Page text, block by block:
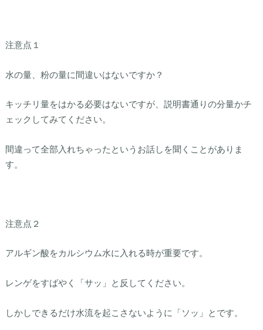
注意点１
水の量、粉の量に間違いはないですか？
キッチリ量をはかる必要はないですが、説明書通りの分量かチ
ェックしてみてください。
間違って全部入れちゃったというお話しを聞くことがありま
す。
注意点２
アルギン酸をカルシウム水に入れる時が重要です。
レンゲをすばやく「サッ」と反してください。
しかしできるだけ水流を起こさないように「ソッ」とです。